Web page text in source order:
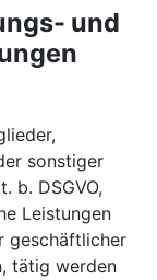
und
sonstiger
b. DSGVO,
Leistungen
geschäftlicher
tätig werden